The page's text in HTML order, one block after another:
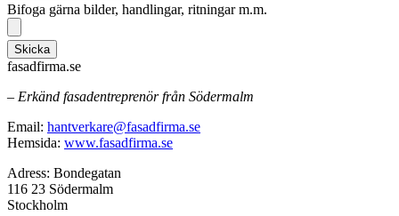
Bifoga gärna bilder, handlingar, ritningar m.m.
Skicka
fasadfirma.se
– Erkänd fasadentreprenör från Södermalm
Email: hantverkare@fasadfirma.se
Hemsida: www.fasadfirma.se
Adress: Bondegatan
116 23 Södermalm
Stockholm